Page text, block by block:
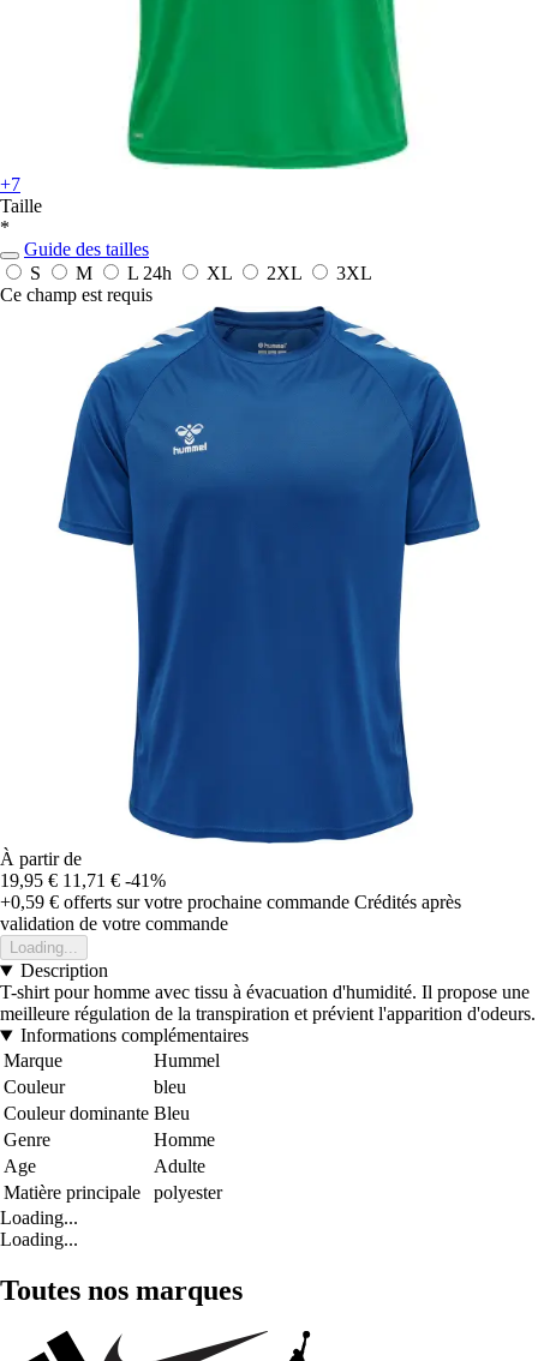
+7
Taille
*
Guide des tailles
S
M L 24h XL 2XL
3XL
Ce champ est requis
À partir de
19,95 € 11,71 € -41%
+0,59 € offerts sur votre prochaine commande Crédités après
validation de votre commande
Loading...
Description
T-shirt pour homme avec tissu à évacuation d'humidité. Il propose une
meilleure régulation de la transpiration et prévient l'apparition d'odeurs.
Informations complémentaires
Marque
Hummel
Couleur
bleu
Couleur dominante Bleu
Genre
Homme
Age
Adulte
Matière principale
polyester
Loading...
Loading...
Toutes nos marques